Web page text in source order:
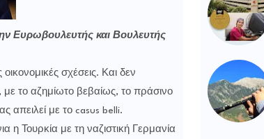
Ευρωβουλευτής και Βουλευτής
σχέσεις. Και δεν
το αζημίωτο βεβαίως, το πράσινο
απειλεί με το casus belli.
Τουρκία με τη ναζιστική Γερμανία